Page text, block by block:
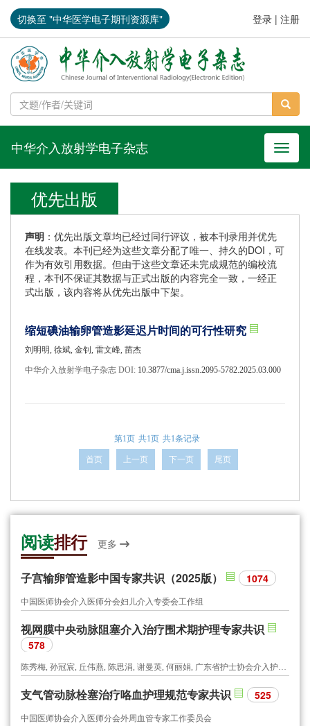
切换至 "中华医学电子期刊资源库" 登录 | 注册
导航
中华介入放射学电子杂志
优先出版
声明 ：优先出版文章均已经过同行评议，被本刊录用并优先
在线发表。本刊已经为这些文章分配了唯一、持久的DOI，可
作为有效引用数据。但由于这些文章还未完成规范的编校流
程，本刊不保证其数据与正式出版的内容完全一致，一经正
式出版，该内容将从优先出版中下架。
缩短碘油输卵管造影延迟片时间的可行性研究
刘明明, 徐斌, 金钊, 雷文峰, 苗杰
中华介入放射学电子杂志 DOI: 10.3877/cma.j.issn.2095-5782.2025.03.000
第1页 共1页 共1条记录
首页 上一页 下一页 尾页
阅读排行 更多
子宫输卵管造影中国专家共识（2025版） 1074
中国医师协会介入医师分会妇儿介入专委会工作组
视网膜中央动脉阻塞介入治疗围术期护理专家共识
578
陈秀梅, 孙冠宸, 丘伟燕, 陈思涓, 谢曼英, 何丽娟, 广东省护士协会介入护士分会, 广东省医师协会介入医师分会
支气管动脉栓塞治疗咯血护理规范专家共识 525
中国医师协会介入医师分会外周血管专家工作委员会